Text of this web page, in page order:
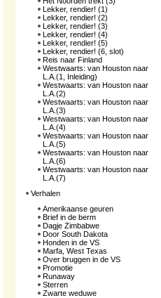
Lekker, rendier! (1)
Lekker, rendier! (2)
Lekker, rendier! (3)
Lekker, rendier! (4)
Lekker, rendier! (5)
Lekker, rendier! (6, slot)
Reis naar Finland
Westwaarts: van Houston naar
L.A.(1, Inleiding)
Westwaarts: van Houston naar
L.A.(2)
Westwaarts: van Houston naar
L.A.(3)
Westwaarts: van Houston naar
L.A.(4)
Westwaarts: van Houston naar
L.A.(5)
Westwaarts: van Houston naar
L.A.(6)
Westwaarts: van Houston naar
L.A.(7)
Verhalen
Amerikaanse geuren
Brief in de berm
Dagje Zimbabwe
Door South Dakota
Honden in de VS
Marfa, West Texas
Over bruggen in de VS
Promotie
Runaway
Sterren
Zwarte weduwe